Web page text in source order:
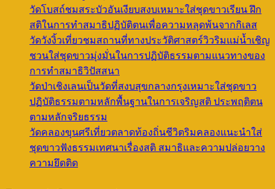
วัดโบสถ์ชมสระบัวอันเงียบสงบเหมาะใส่ชุดขาวเรียน ฝึก
สติในการทำสมาธิปฏิบัติตนเพื่อความหลุดพ้นจากกิเลส
วัดวังงิ้วเที่ยวชมสถานที่ทางประวัติศาสตร์วิวริมแม่น้ำเชิญ
ชวนใส่ชุดขาวมุ่งมั่นในการปฏิบัติธรรมตามแนวทางของ
การทำสมาธิวิปัสสนา
วัดป่าเชิงเลนเป็นวัดที่สงบสุขกลางกรุงเหมาะใส่ชุดขาว
ปฏิบัติธรรมตามหลักพื้นฐานในการเจริญสติ ประพฤติตน
ตามหลักจริยธรรม
วัดคลองขุนศรีเที่ยวตลาดท้องถิ่นชีวิตริมคลองแนะนำใส่
ชุดขาวฟังธรรมเทศนาเรื่องสติ สมาธิและความปล่อยวาง
ความยึดติด